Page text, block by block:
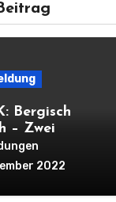
Bergisch
– Zwei
in
am
2022